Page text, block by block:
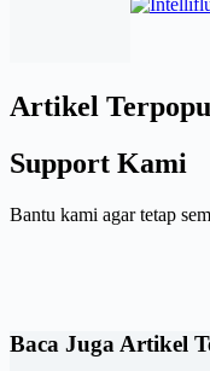
Artikel
Support Kami
Bantu kami agar tetap
Baca Juga Artikel